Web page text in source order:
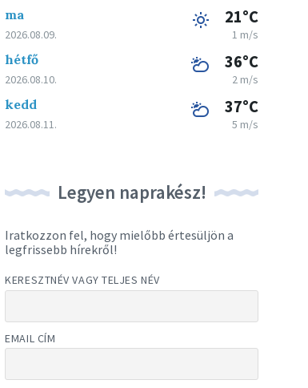
ma
2026.08.09.
21°C
1 m/s
hétfő
2026.08.10.
36°C
2 m/s
kedd
2026.08.11.
37°C
5 m/s
Legyen naprakész!
Iratkozzon fel, hogy mielőbb értesüljön a
legfrissebb hírekről!
KERESZTNÉV VAGY TELJES NÉV
EMAIL CÍM